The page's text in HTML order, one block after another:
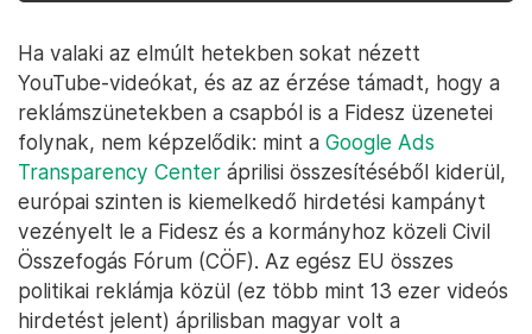
Ha valaki az elmúlt hetekben sokat nézett
YouTube-videókat, és az az érzése támadt, hogy a
reklámszünetekben a csapból is a Fidesz üzenetei
folynak, nem képzelődik: mint a Google Ads
Transparency Center áprilisi összesítéséből kiderül,
európai szinten is kiemelkedő hirdetési kampányt
vezényelt le a Fidesz és a kormányhoz közeli Civil
Összefogás Fórum (CÖF). Az egész EU összes
politikai reklámja közül (ez több mint 13 ezer videós
hirdetést jelent) áprilisban magyar volt a